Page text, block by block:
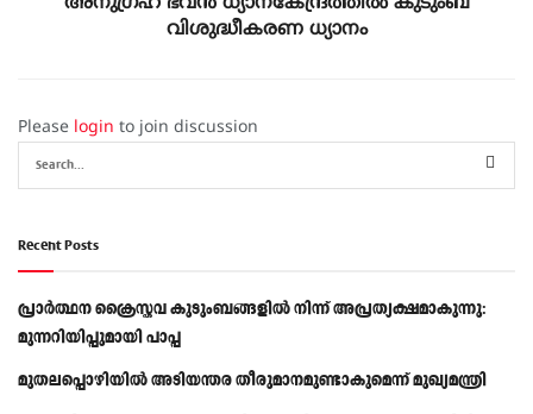
വിശുദ്ധീകരണ ധ്യാനം
Please login to join discussion
Recent Posts
പ്രാര്‍ത്ഥന ക്രൈസ്തവ കുടുംബങ്ങളില്‍ നിന്ന് അപ്രത്യക്ഷമാകുന്നു:
മുന്നറിയിപ്പുമായി പാപ്പ
മുതലപ്പൊഴിയിൽ അടിയന്തര തീരുമാനമുണ്ടാകുമെന്ന് മുഖ്യമന്ത്രി